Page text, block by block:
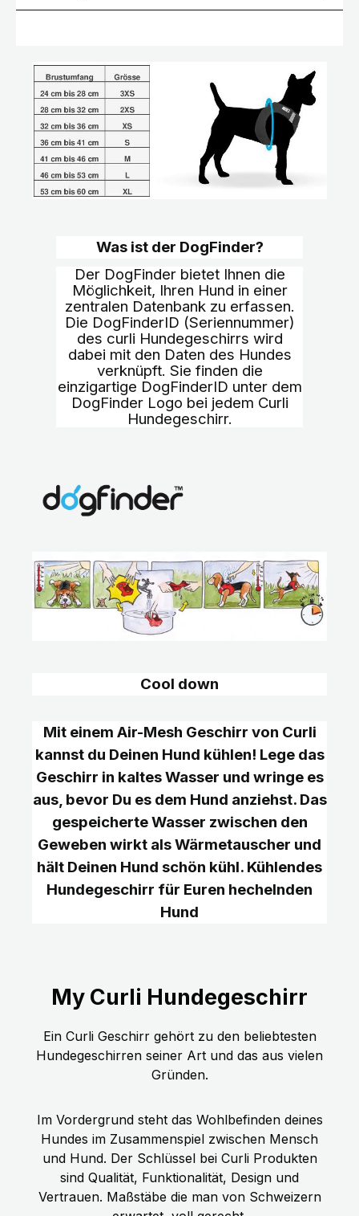
Was ist der DogFinder?
Der DogFinder bietet Ihnen die
Möglichkeit, Ihren Hund in einer
zentralen Datenbank zu erfassen.
Die DogFinderID (Seriennummer)
des curli Hundegeschirrs wird
dabei mit den Daten des Hundes
verknüpft. Sie finden die
einzigartige DogFinderID unter dem
DogFinder Logo bei jedem Curli
Hundegeschirr.
Cool down
Mit einem Air-Mesh Geschirr von Curli
kannst du Deinen Hund kühlen! Lege das
Geschirr in kaltes Wasser und wringe es
aus, bevor Du es dem Hund anziehst. Das
gespeicherte Wasser zwischen den
Geweben wirkt als Wärmetauscher und
hält Deinen Hund schön kühl. Kühlendes
Hundegeschirr für Euren hechelnden
Hund
My Curli Hundegeschirr
Ein Curli Geschirr gehört zu den beliebtesten
Hundegeschirren seiner Art und das aus vielen
Gründen.
Im Vordergrund steht das Wohlbefinden deines
Hundes im Zusammenspiel zwischen Mensch
und Hund. Der Schlüssel bei Curli Produkten
sind Qualität, Funktionalität, Design und
Vertrauen. Maßstäbe die man von Schweizern